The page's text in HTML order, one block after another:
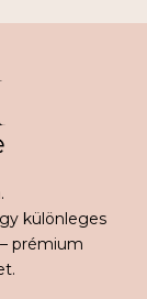
különleges
prémium